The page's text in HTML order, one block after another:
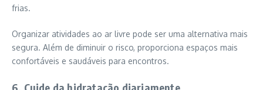
frias.
Organizar atividades ao ar livre pode ser uma alternativa mais
segura. Além de diminuir o risco, proporciona espaços mais
confortáveis e saudáveis para encontros.
6. Cuide da hidratação diariamente